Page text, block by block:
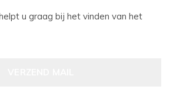
u graag bij het vinden van het